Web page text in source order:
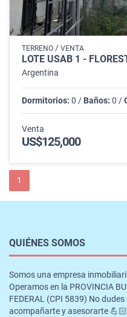
TERRENO / VENTA
LOTE USAB 1 -
Argentina
Dormitorios: 0 / Baños: 0 /
Venta
US$125,000
1
QUIÉNES SOMOS
Somos una empresa
Operamos en la PROVINCIA
FEDERAL (CPI 5839) No
acompañarte y asesorarte